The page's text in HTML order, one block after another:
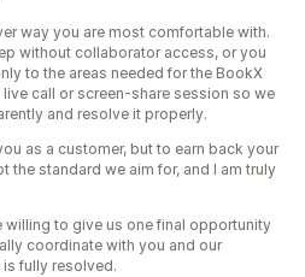
way you are most comfortable with.
without collaborator access, or you
to the areas needed for the BookX
live call or screen-share session so we
and resolve it properly.
as a customer, but to earn back your
the standard we aim for, and I am truly
willing to give us one final opportunity
coordinate with you and our
fully resolved.